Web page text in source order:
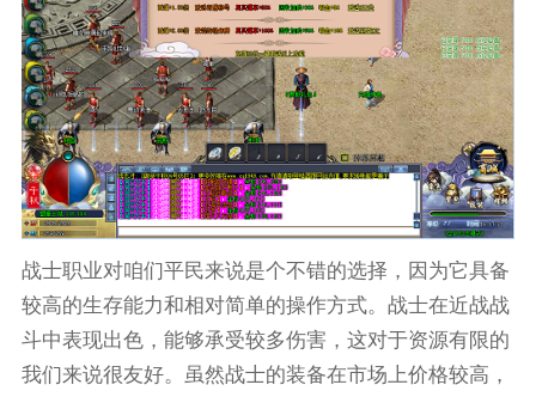
战士职业对咱们平民来说是个不错的选择，因为它具备
较高的生存能力和相对简单的操作方式。战士在近战战
斗中表现出色，能够承受较多伤害，这对于资源有限的
我们来说很友好。虽然战士的装备在市场上价格较高，